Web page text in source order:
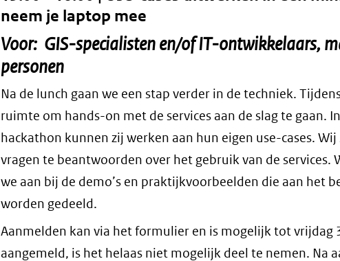
neem je laptop mee
Voor: GIS-specialisten en/of IT-ontwikkelaars,
personen
Na de lunch gaan we een stap verder in de techniek.
ruimte om hands-on met de services aan de slag te gaan.
hackathon kunnen zij werken aan hun eigen use-cases.
vragen te beantwoorden over het gebruik van de services.
we aan bij de demo’s en praktijkvoorbeelden die aan het
worden gedeeld.
Aanmelden kan via het formulier en is mogelijk tot vrijdag
aangemeld, is het helaas niet mogelijk deel te nemen. Na